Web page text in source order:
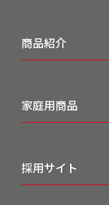
商品紹介
家庭用商品
採用サイト